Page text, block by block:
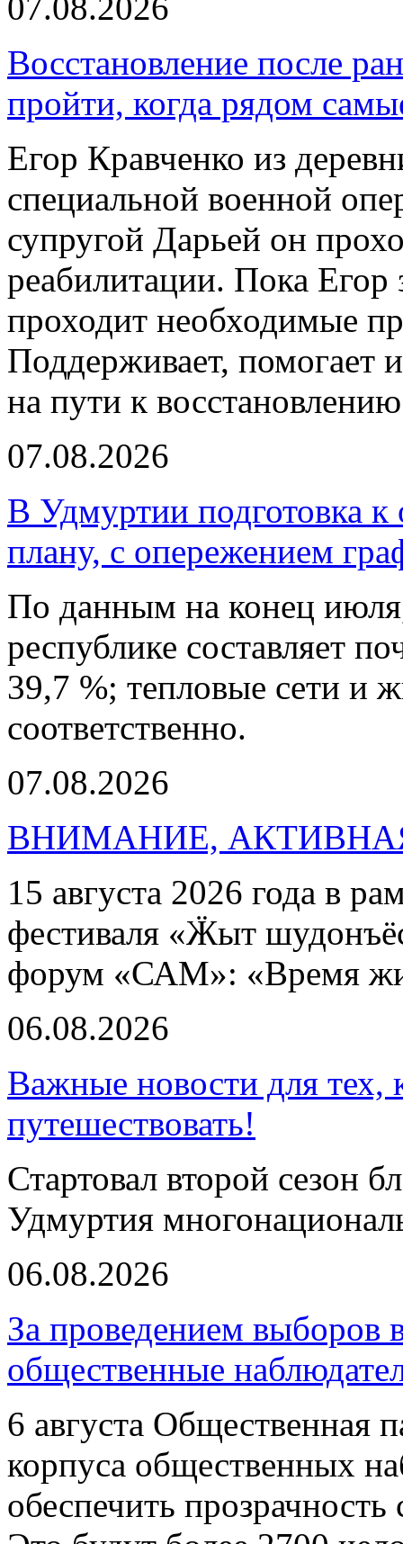
Восстановление после
пройти, когда рядом
Егор Кравченко из
специальной военной
супругой Дарьей он
реабилитации. Пока Егор
проходит необходимые
Поддерживает, помогает
на пути к
07.08.2026
В Удмуртии подготовка к
плану, с опережением
По данным на конец
республике составляет
39,7 %; тепловые сети и
соответственно.
07.08.2026
ВНИМАНИЕ,
15 августа 2026 года в
фестиваля «Ӝыт
форум «САМ»: «Время
06.08.2026
Важные новости для тех,
путешествовать!
Стартовал второй сезон
Удмуртия
06.08.2026
За проведением выборов
общественные
6 августа Общественная
корпуса общественных
обеспечить прозрачность